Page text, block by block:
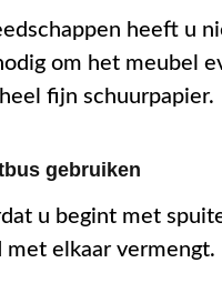
heeft u
om het meubel
fijn schuurpapier.
gebruiken
u begint met
met elkaar vermengt.